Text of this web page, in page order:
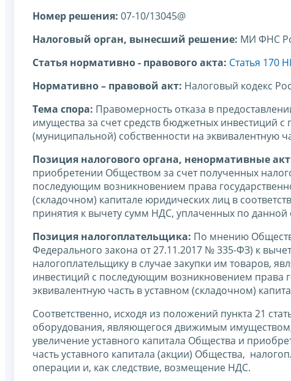
Номер решения: 07-10/13045@
Налоговый орган, вынесший решение: МИ ФНС
Статья нормативно - правового акта: Статья 170
Нормативно – правовой акт: Налоговый кодекс
Тема спора: Правомерность отказа в
имущества за счет средств бюджетных инвестиций
(муниципальной) собственности на эквивалентную
Позиция налогового органа, ненормативные
приобретении Обществом за счет полученных
последующим возникновением права
(складочном) капитале юридических лиц в
принятия к вычету сумм НДС, уплаченных по данной
Позиция налогоплательщика: По мнению
Федерального закона от 27.11.2017 № 335-ФЗ) к
налогоплательщику в случае закупки им товаров,
инвестиций с последующим возникновением права
эквивалентную часть в уставном (складочном)
Соответственно, исходя из положений пункта 21
оборудования, являющегося движимым
увеличение уставного капитала Общества и
часть уставного капитала (акции) Общества,
операции и, как следствие, возмещение НДС.